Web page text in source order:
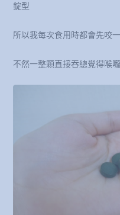
錠型
所以我每次食用時都會先咬
不然一整顆直接吞總覺得喉